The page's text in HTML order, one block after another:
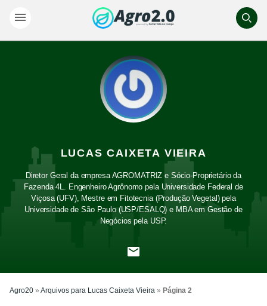
LUCAS CAIXETA VIEIRA
Diretor Geral da empresa AGROMATRIZ e Sócio-Proprietário da
Fazenda 4L. Engenheiro Agrônomo pela Universidade Federal de
Viçosa (UFV), Mestre em Fitotecnia (Produção Vegetal) pela
Universidade de São Paulo (USP/ESALQ) e MBA em Gestão de
Negócios pela USP.
Agro20 » Arquivos para Lucas Caixeta Vieira » Página 2